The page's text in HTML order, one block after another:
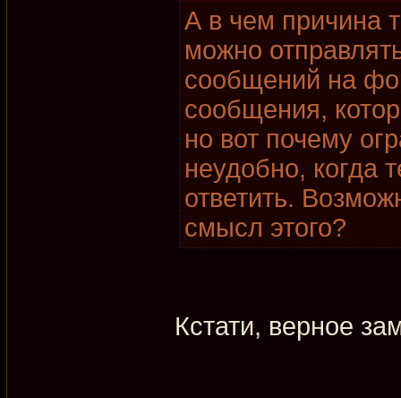
А в чем причина
можно
сообщений на
сообщения,
но вот почему
неудобно, когда
ответить.
смысл этого?
Кстати, верное